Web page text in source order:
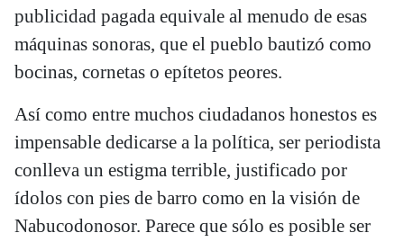
publicidad pagada equivale al menudo de esas
máquinas sonoras, que el pueblo bautizó como
bocinas, cornetas o epítetos peores.
Así como entre muchos ciudadanos honestos es
impensable dedicarse a la política, ser periodista
conlleva un estigma terrible, justificado por
ídolos con pies de barro como en la visión de
Nabucodonosor. Parece que sólo es posible ser